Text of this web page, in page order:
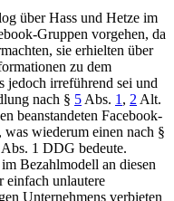
über Hass und Hetze im
Gruppen vorgehen, da
sie erhielten über
zu dem
jedoch irreführend sei und
nach § 5 Abs. 1 , 2 Alt.
beanstandeten Facebook-
was wiederum einen nach §
1 DDG bedeute.
Bezahlmodell an diesen
einfach unlautere
Unternehmens verbieten